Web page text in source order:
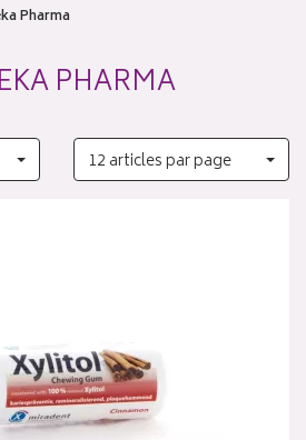
Pharma
PHARMA
12 articles par page